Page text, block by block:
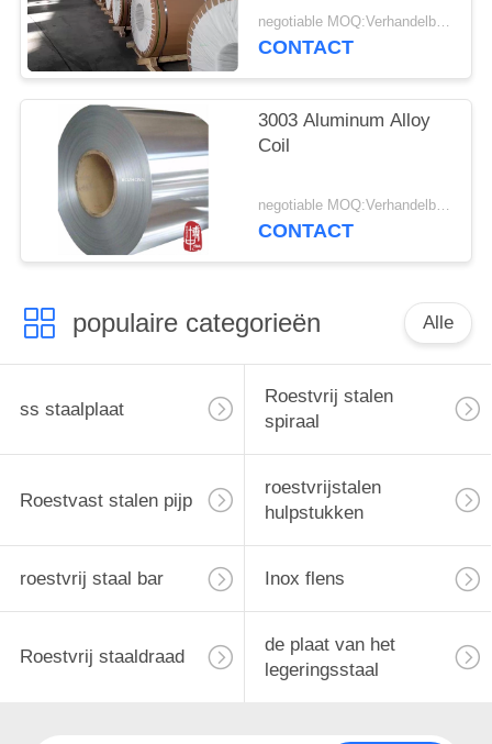
Rol 0.3mm~150mm
van de
negotiable MOQ:Verhandelbaar
CONTACT
3003 Aluminum Alloy
Coil
negotiable MOQ:Verhandelbaar
CONTACT
populaire categorieën Alle
ss staalplaat
Roestvrij stalen
spiraal
Roestvast stalen pijp
roestvrijstalen
hulpstukken
roestvrij staal bar Inox flens
Roestvrij staaldraad
de plaat van het
legeringsstaal